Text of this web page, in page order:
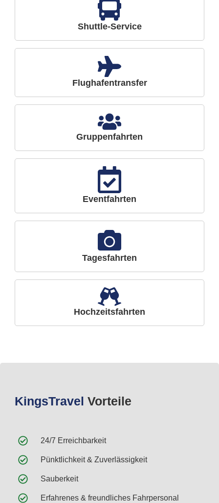
Shuttle-Service
Flughafentransfer
Gruppenfahrten
Eventfahrten
Tagesfahrten
Hochzeitsfahrten
KingsTravel Vorteile
24/7 Erreichbarkeit
Pünktlichkeit & Zuverlässigkeit
Sauberkeit
Erfahrenes & freundliches Fahrpersonal